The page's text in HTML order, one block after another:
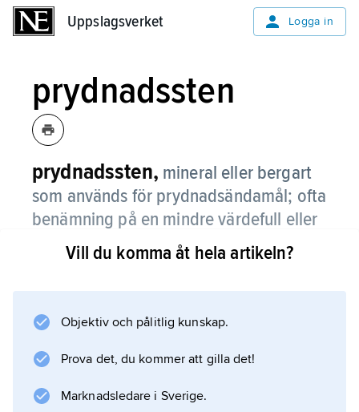
Uppslagsverket Logga in
prydnadssten
prydnadssten, mineral eller bergart
som används för prydnadsändamål; ofta
benämning på en mindre värdefull eller
ogenomskinlig sten.
Information om artikeln
Vill du komma åt hela artikeln?
Objektiv och pålitlig kunskap.
Prova det, du kommer att gilla det!
Marknadsledare i Sverige.